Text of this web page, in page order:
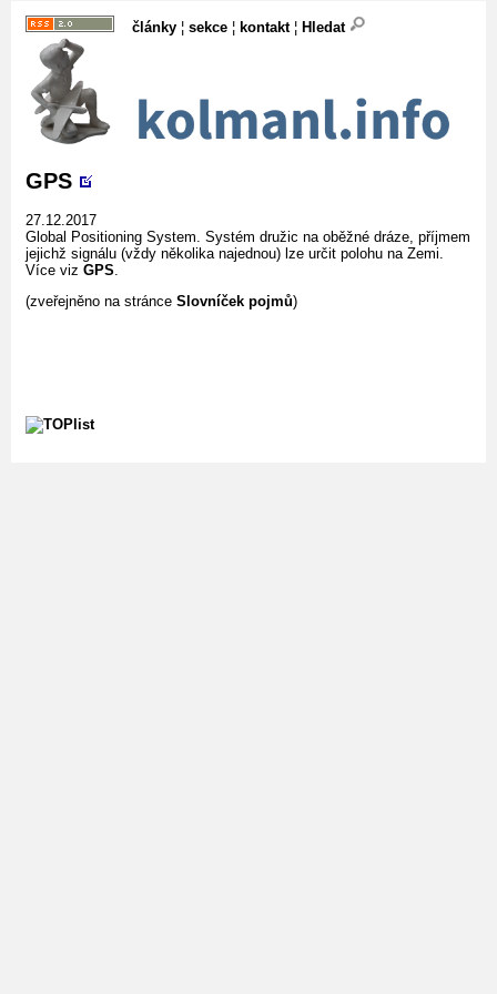
články ¦ sekce ¦ kontakt¦ Hledat
GPS
27.12.2017
Global Positioning System. Systém družic na oběžné dráze, příjmem
jejichž signálu (vždy několika najednou) lze určit polohu na Zemi.
Více viz GPS
(zveřejněno na stránce Slovníček pojmů)